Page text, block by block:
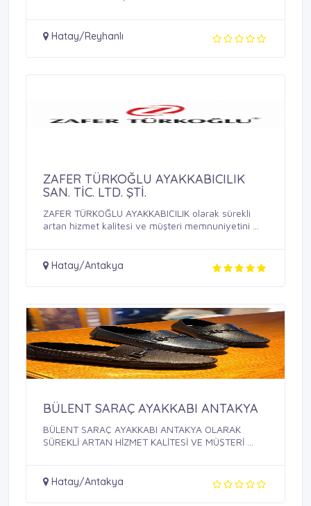
Hatay/Reyhanlı
ZAFER TÜRKOĞLU AYAKKABICILIK
SAN. TİC. LTD. ŞTİ.
ZAFER TÜRKOĞLU AYAKKABICILIK olarak sürekli
artan hizmet kalitesi ve müşteri memnuniyetini ...
Hatay/Antakya
BÜLENT SARAÇ AYAKKABI ANTAKYA
BÜLENT SARAÇ AYAKKABI ANTAKYA OLARAK
SÜREKLİ ARTAN HİZMET KALİTESİ VE MÜŞTERİ ...
Hatay/Antakya